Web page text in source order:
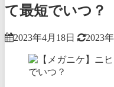
て最短でいつ？
2023年4月18日 2023